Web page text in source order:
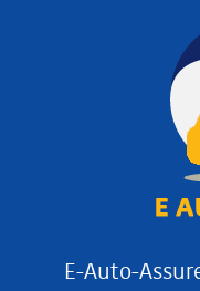
E-Auto-